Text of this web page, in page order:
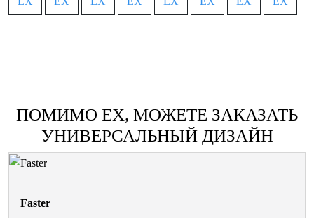
ПОМИМО EX, МОЖЕТЕ ЗАКАЗАТЬ
УНИВЕРСАЛЬНЫЙ ДИЗАЙН
Faster